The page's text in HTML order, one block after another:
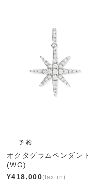
オクタグラムペンダント
(WG)
¥418,000